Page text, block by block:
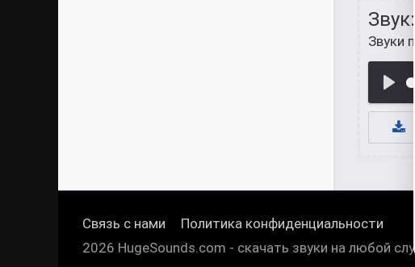
Звуки
Связь с нами
Политика конфиденциальности
2026 HugeSounds.com - скачать звуки на любой